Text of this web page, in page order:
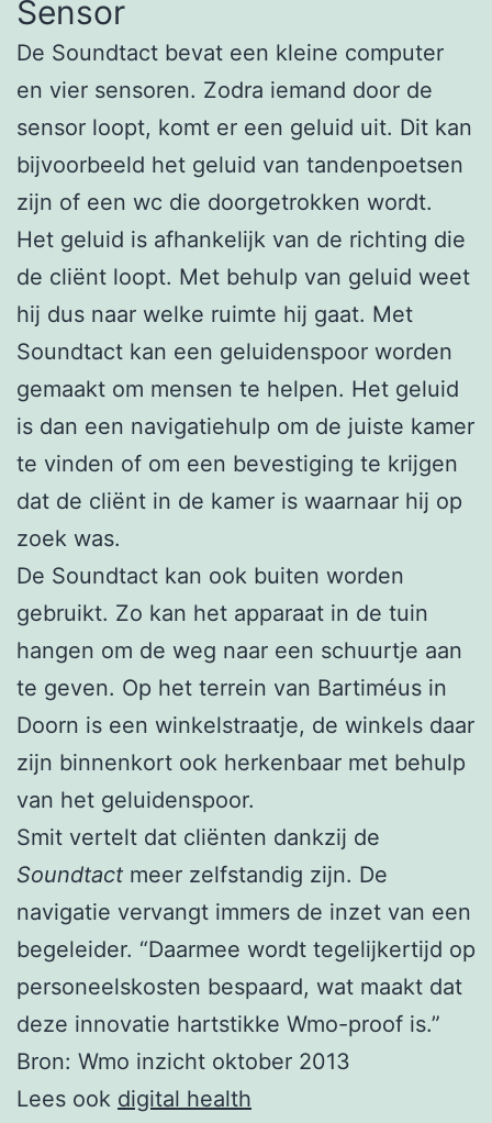
Sensor
De Soundtact bevat een kleine computer
en vier sensoren. Zodra iemand door de
sensor loopt, komt er een geluid uit. Dit kan
bijvoorbeeld het geluid van tandenpoetsen
zijn of een wc die doorgetrokken wordt.
Het geluid is afhankelijk van de richting die
de cliënt loopt. Met behulp van geluid weet
hij dus naar welke ruimte hij gaat. Met
Soundtact kan een geluidenspoor worden
gemaakt om mensen te helpen. Het geluid
is dan een navigatiehulp om de juiste kamer
te vinden of om een bevestiging te krijgen
dat de cliënt in de kamer is waarnaar hij op
zoek was.
De Soundtact kan ook buiten worden
gebruikt. Zo kan het apparaat in de tuin
hangen om de weg naar een schuurtje aan
te geven. Op het terrein van Bartiméus in
Doorn is een winkelstraatje, de winkels daar
zijn binnenkort ook herkenbaar met behulp
van het geluidenspoor.
Smit vertelt dat cliënten dankzij de
Soundtact meer zelfstandig zijn. De
navigatie vervangt immers de inzet van een
begeleider. “Daarmee wordt tegelijkertijd op
personeelskosten bespaard, wat maakt dat
deze innovatie hartstikke Wmo-proof is.”
Bron: Wmo inzicht oktober 2013
Lees ook digital health